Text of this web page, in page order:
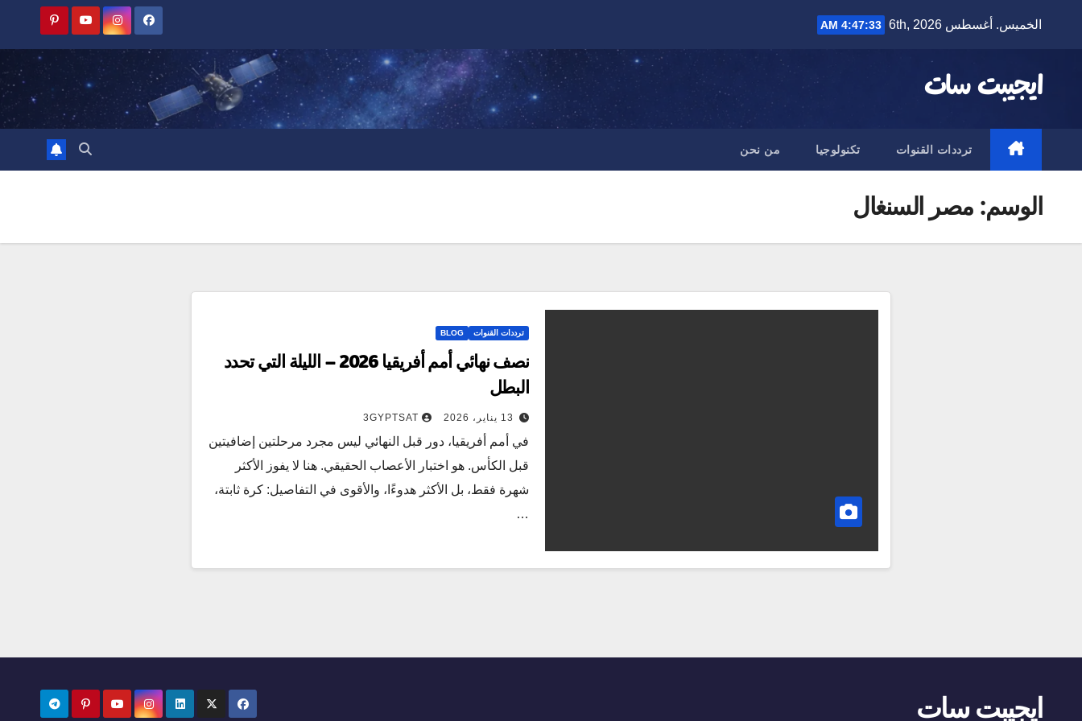
الخميس. أغسطس 6th, 2026 4:47:33 AM
ايجيبت سات
ترددات القنوات تكنولوجيا من نحن
الوسم:مصر السنغال
ترددات القنوات BLOG
نصف نهائي أمم أفريقيا 2026 – الليلة التي تحدد
البطل
13 يناير، 2026 3GYPTSAT
في أمم أفريقيا، دور قبل النهائي ليس مجرد مرحلتين إضافيتين
قبل الكأس. هو اختبار الأعصاب الحقيقي. هنا لا يفوز الأكثر
شهرة فقط، بل الأكثر هدوءًا، والأقوى في التفاصيل: كرة ثابتة،
…
ايجيبت سات